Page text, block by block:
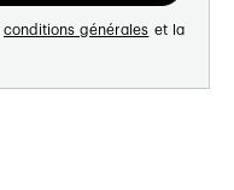
conditions générales et la